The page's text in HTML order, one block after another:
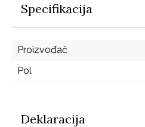
Specifikacija
Proizvođač
Pol
Deklaracija